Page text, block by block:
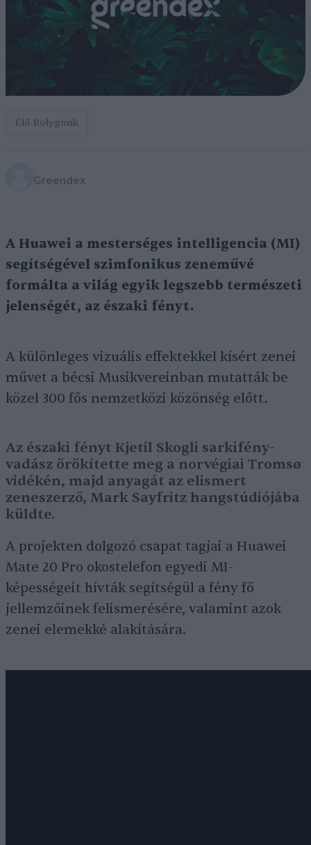
Élő Bolygónk
Greendex
A Huawei a mesterséges intelligencia (MI)
segítségével szimfonikus zeneművé
formálta a világ egyik legszebb természeti
jelenségét, az északi fényt.
A különleges vizuális effektekkel kísért zenei
művet a bécsi Musikvereinban mutatták be
közel 300 fős nemzetközi közönség előtt.
Az északi fényt Kjetil Skogli sarkifény-
vadász örökítette meg a norvégiai Tromsø
vidékén, majd anyagát az elismert
zeneszerző, Mark Sayfritz hangstúdiójába
küldte.
A projekten dolgozó csapat tagjai a Huawei
Mate 20 Pro okostelefon egyedi MI-
képességeit hívták segítségül a fény fő
jellemzőinek felismerésére, valamint azok
zenei elemekké alakítására.